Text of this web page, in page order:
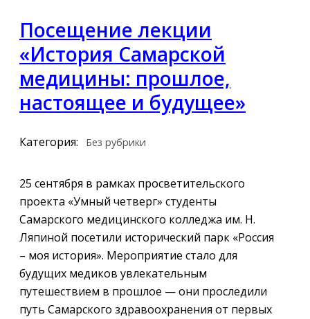
Посещение лекции
«История Самарской
медицины: прошлое,
настоящее и будущее»
Категория: Без рубрики
25 сентября в рамках просветительского
проекта «Умный четверг» студенты
Самарского медицинского колледжа им. Н.
Ляпиной посетили исторический парк «Россия
– моя история». Мероприятие стало для
будущих медиков увлекательным
путешествием в прошлое — они проследили
путь Самарского здравоохранения от первых